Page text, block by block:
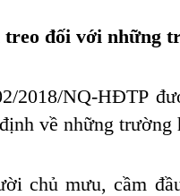
treo đối với những
2018/NQ-HĐTP
về những trường
chủ mưu, cầm